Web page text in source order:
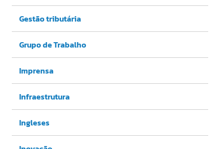
Gestão tributária
Grupo de Trabalho
Imprensa
Infraestrutura
Ingleses